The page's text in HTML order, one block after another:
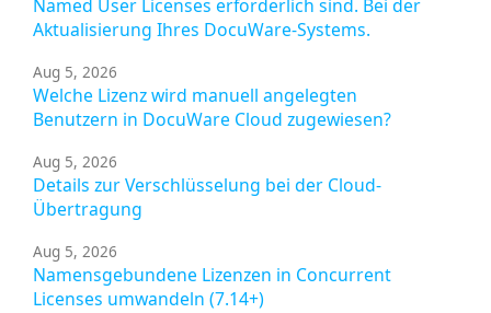
Named User Licenses erforderlich sind. Bei der
Aktualisierung Ihres DocuWare-Systems.
Aug 5, 2026
Welche Lizenz wird manuell angelegten
Benutzern in DocuWare Cloud zugewiesen?
Aug 5, 2026
Details zur Verschlüsselung bei der Cloud-
Übertragung
Aug 5, 2026
Namensgebundene Lizenzen in Concurrent
Licenses umwandeln (7.14+)